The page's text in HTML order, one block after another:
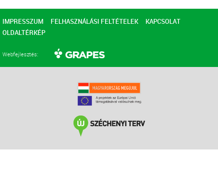
elejére
IMPRESSZUM
FELHASZNÁLÁSI FELTÉTELEK
KAPCSOLAT
OLDALTÉRKÉP
Webfejlesztés: